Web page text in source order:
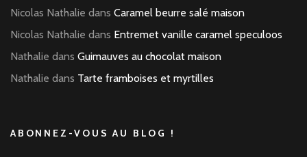
Nicolas Nathalie dans Caramel beurre salé maison
Nicolas Nathalie dans Entremet vanille caramel speculoos
Nathalie dans Guimauves au chocolat maison
Nathalie dans Tarte framboises et myrtilles
ABONNEZ-VOUS AU BLOG !